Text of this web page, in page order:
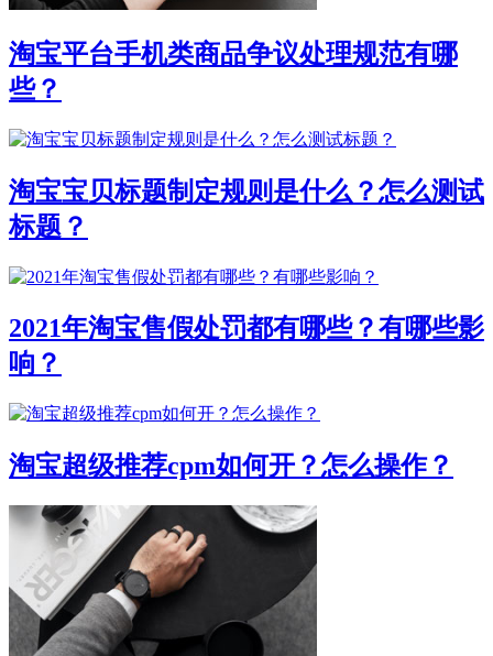
淘宝平台手机类商品争议处理规范有哪
些？
淘宝宝贝标题制定规则是什么？怎么测试
标题？
2021年淘宝售假处罚都有哪些？有哪些影
响？
淘宝超级推荐cpm如何开？怎么操作？